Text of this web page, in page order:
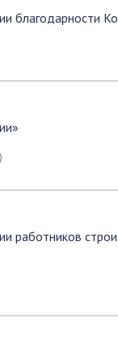
благодарности
работников